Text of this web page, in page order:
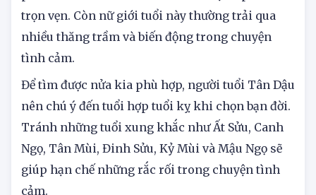
phải đến năm 40 tuổi trở lên mới hạnh phúc
trọn vẹn. Còn nữ giới tuổi này thường trải qua
nhiều thăng trầm và biến động trong chuyện
tình cảm.
Để tìm được nửa kia phù hợp, người tuổi Tân Dậu
nên chú ý đến tuổi hợp tuổi kỵ khi chọn bạn đời.
Tránh những tuổi xung khắc như Ất Sửu, Canh
Ngọ, Tân Mùi, Đinh Sửu, Kỷ Mùi và Mậu Ngọ sẽ
giúp hạn chế những rắc rối trong chuyện tình